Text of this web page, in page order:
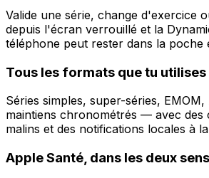
Valide une série, change d'exercice
depuis l'écran verrouillé et la
téléphone peut rester dans la poche
Tous les formats que tu utilises
Séries simples, super-séries,
maintiens chronométrés — avec des
malins et des notifications locales à
Apple Santé, dans les deux sens